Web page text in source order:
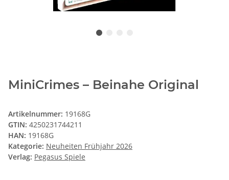
MiniCrimes – Beinahe Original
Artikelnummer: 19168G
GTIN: 4250231744211
HAN: 19168G
Kategorie: Neuheiten Frühjahr 2026
Verlag: Pegasus Spiele